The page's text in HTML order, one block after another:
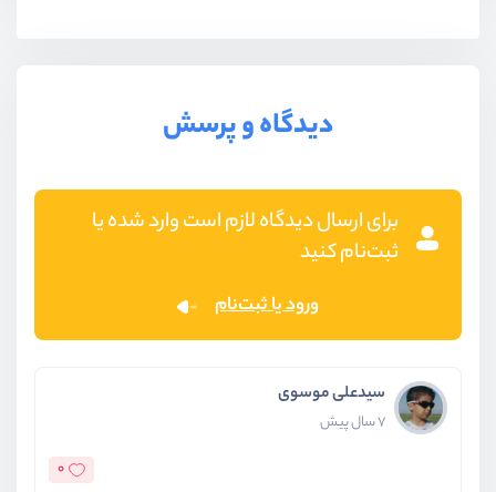
دیدگاه و پرسش
برای ارسال دیدگاه لازم است وارد شده یا
ثبت‌نام کنید
ورود یا ثبت‌نام
سیدعلی موسوی
7 سال پیش
0